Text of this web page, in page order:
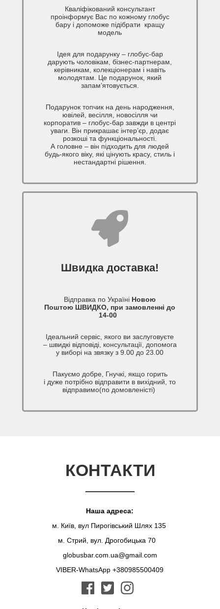
Кваліфікований консультант
проінформує Вас по кожному глобус
бару і допоможе підібрати кращу
модель
Ідея для подарунку – глобус-бар
дарують чоловікам, бізнес-партнерам,
керівникам, колекціонерам і навіть
молодятам. Це подарунок, який
запам’ятовується.
Подарунок топчик на день народження,
ювілей, весілля, новосілля чи
корпоратив – глобус-бар завжди в центрі
уваги. Він прикрашає інтер’єр, додає
розкоші та функціональності.
А головне – він підходить для людей
будь-якого віку, які цінують красу, стиль і
нестандартні рішення.
Швидка доставка!
Відправка по Україні Новою
Поштою ШВИДКО, при замовленні до
14-00
Ідеальний сервіс, якого ви заслуговуєте
– швидкі відповіді, консультації, допомога
у виборі на звязку з 9.00 до 23.00
Пакуємо добре, Гнучкі, якщо горить
і дуже потрібно відправити в вихідний, то
відправимо(по домовленісті)
КОНТАКТИ
Наша адреса:
м. Київ, вул Пирогівський Шлях 135
м. Стрий, вул. Дрогобицька 70
globusbar.com.ua@gmail.com
VIBER-WhatsApp +380985500409